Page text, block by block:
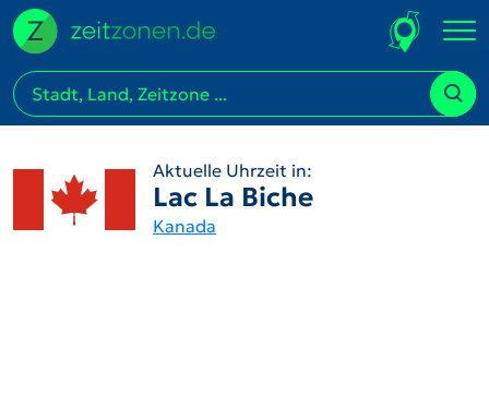
Aktuelle Uhrzeit in:
Lac La Biche
Kanada